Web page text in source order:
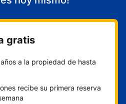
gratis
a la propiedad de hasta
recibe su primera reserva